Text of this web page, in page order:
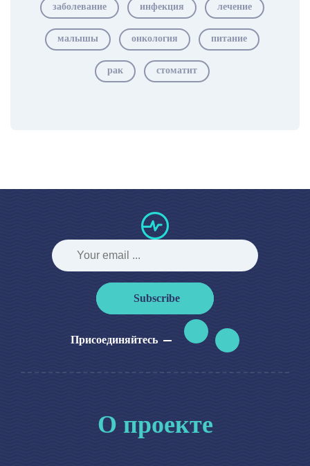
заболевание инфекция лечение
малышы онкология питание
рак стоматит
Subscribe
Присоединяйтесь
О проекте